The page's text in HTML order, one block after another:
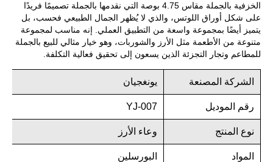
الخزفية بالجملة مقاس 4.75 بوصة التي نقدمها بالجملة تصميمًا فريدًا
على شكل أوراق اللوتس، والذي لا يُظهر الجمال الطبيعي فحسب، بل
يتميز أيضًا بمجموعة واسعة من التطبيق العملي. إنه مناسب لمجموعة
متنوعة من الأطعمة مثل الأرز والشوربات، وهو خيار مثالي للبيع بالجملة
للمطاعم وتجار التجزئة الذين يسعون إلى تحقيق فعالية التكلفة.
الشركة المصنعة يونغجيان
رقم الموديل YJ-007
نوع المنتج وعاء الأرز
المواد البورسلين